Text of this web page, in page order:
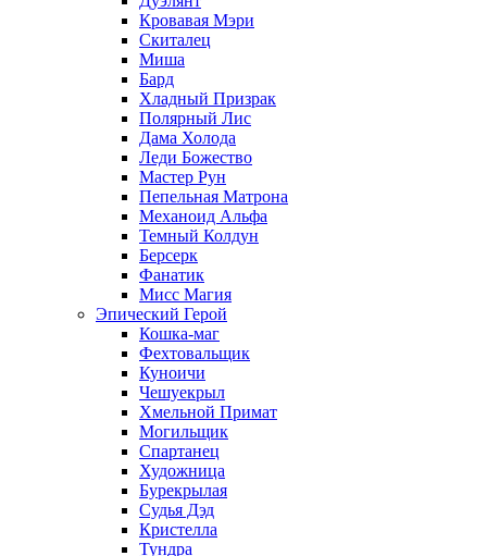
Кровавая Мэри
Скиталец
Миша
Бард
Хладный Призрак
Полярный Лис
Дама Холода
Леди Божество
Мастер Рун
Пепельная Матрона
Механоид Альфа
Темный Колдун
Берсерк
Фанатик
Мисс Магия
Эпический Герой
Кошка-маг
Фехтовальщик
Куноичи
Чешуекрыл
Хмельной Примат
Могильщик
Спартанец
Художница
Бурекрылая
Судья Дэд
Кристелла
Тундра